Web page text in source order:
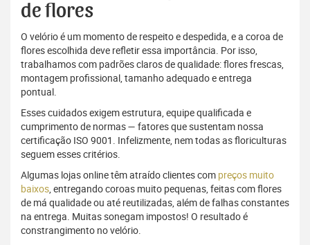
de flores
O velório é um momento de respeito e despedida, e a coroa de
flores escolhida deve refletir essa importância. Por isso,
trabalhamos com padrões claros de qualidade: flores frescas,
montagem profissional, tamanho adequado e entrega
pontual.
Esses cuidados exigem estrutura, equipe qualificada e
cumprimento de normas — fatores que sustentam nossa
certificação ISO 9001. Infelizmente, nem todas as floriculturas
seguem esses critérios.
Algumas lojas online têm atraído clientes com preços muito
baixos, entregando coroas muito pequenas, feitas com flores
de má qualidade ou até reutilizadas, além de falhas constantes
na entrega. Muitas sonegam impostos! O resultado é
constrangimento no velório.